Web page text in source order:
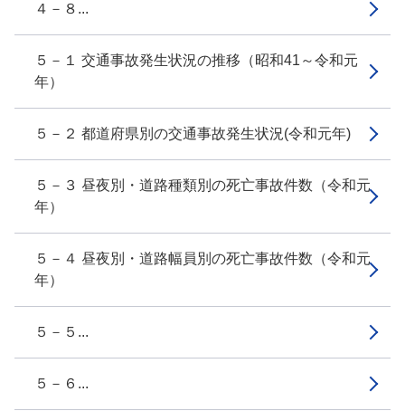
４－８...
５－１ 交通事故発生状況の推移（昭和41～令和元
年）
５－２ 都道府県別の交通事故発生状況(令和元年)
５－３ 昼夜別・道路種類別の死亡事故件数（令和元
年）
５－４ 昼夜別・道路幅員別の死亡事故件数（令和元
年）
５－５...
５－６...